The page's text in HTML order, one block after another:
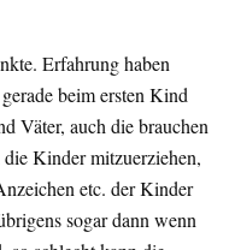
Erfahrung haben
beim ersten Kind
Väter, auch die brauchen
Kinder mitzuerziehen,
etc. der Kinder
sogar dann wenn